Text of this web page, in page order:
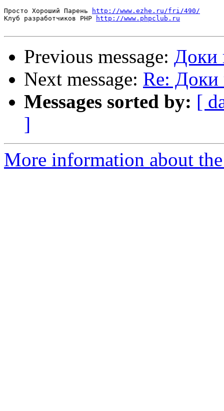
Просто Хороший Парень
http://www.ezhe.ru/fri/490/
Клуб разработчиков PHP
http://www.phpclub.ru
Previous message: Доки
Next message: Re:
Messages sorted by: [
]
More information about